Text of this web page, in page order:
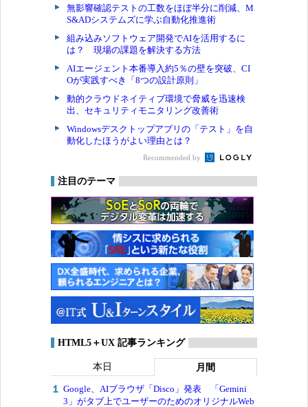
無影響確認テストの工数をほぼ半分に削減、M
S&ADシステムズに学ぶ自動化推進術
組み込みソフトウェア開発でAIを活用するに
は？ 現場の課題を解決する方法
AIエージェント本番導入約5％の壁を突破、CI
Oが実践すべき「8つの設計原則」
動的クラウドネイティブ環境で脅威を迅速検
出、セキュリティモニタリング改善術
Windowsデスクトップアプリの「テスト」を自
動化したほうがよい理由とは？
Recommended by
注目のテーマ
HTML5＋UX 記事ランキング
本日 月間
Google、AIブラウザ「Disco」発表 「Gemini
3」がタブ上でユーザーのためのオリジナルWeb